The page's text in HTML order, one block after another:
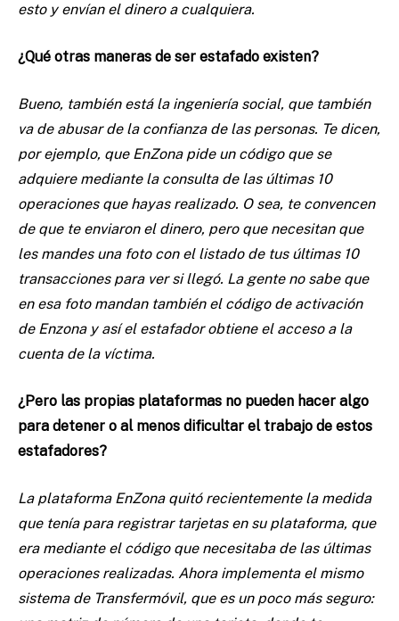
esto y envían el dinero a cualquiera.
¿Qué otras maneras de ser estafado existen?
Bueno, también está la ingeniería social, que también
va de abusar de la confianza de las personas. Te dicen,
por ejemplo, que EnZona pide un código que se
adquiere mediante la consulta de las últimas 10
operaciones que hayas realizado. O sea, te convencen
de que te enviaron el dinero, pero que necesitan que
les mandes una foto con el listado de tus últimas 10
transacciones para ver si llegó. La gente no sabe que
en esa foto mandan también el código de activación
de Enzona y así el estafador obtiene el acceso a la
cuenta de la víctima.
¿Pero las propias plataformas no pueden hacer algo
para detener o al menos dificultar el trabajo de estos
estafadores?
La plataforma EnZona quitó recientemente la medida
que tenía para registrar tarjetas en su plataforma, que
era mediante el código que necesitaba de las últimas
operaciones realizadas. Ahora implementa el mismo
sistema de Transfermóvil, que es un poco más seguro: